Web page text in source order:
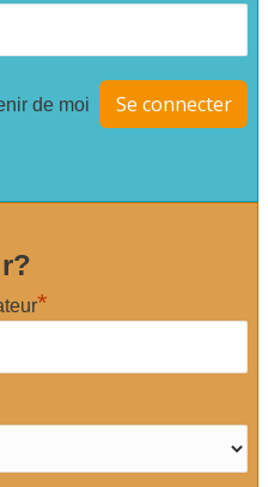
de moi
*